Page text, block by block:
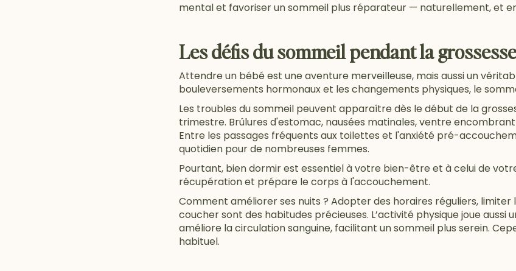
mental et favoriser un sommeil plus réparateur — naturellement, et
Les défis du sommeil pendant la grossesse
Attendre un bébé est une aventure merveilleuse, mais aussi un
bouleversements hormonaux et les changements physiques, le
Les troubles du sommeil peuvent apparaître dès le début de la
trimestre. Brûlures d'estomac, nausées matinales, ventre
Entre les passages fréquents aux toilettes et l'anxiété pré-
quotidien pour de nombreuses femmes.
Pourtant, bien dormir est essentiel à votre bien-être et à celui de
récupération et prépare le corps à l'accouchement.
Comment améliorer ses nuits ? Adopter des horaires réguliers,
coucher sont des habitudes précieuses. L’activité physique joue
améliore la circulation sanguine, facilitant un sommeil plus serein.
habituel.